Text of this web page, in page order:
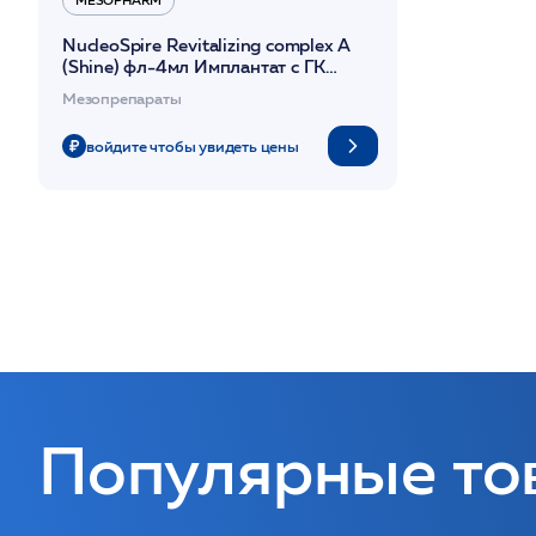
NucleoSpire Revitalizing complex A
(Shine) фл-4мл Имплантат с ГК
коктейль от пигментации
/Mesopharm*
Мезопрепараты
войдите чтобы увидеть цены
Популярные